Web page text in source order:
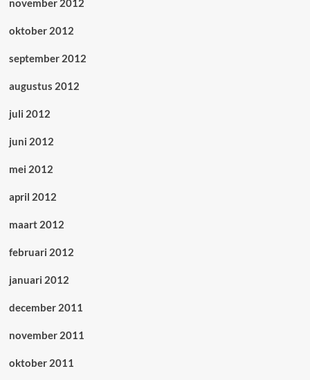
november 2012
oktober 2012
september 2012
augustus 2012
juli 2012
juni 2012
mei 2012
april 2012
maart 2012
februari 2012
januari 2012
december 2011
november 2011
oktober 2011